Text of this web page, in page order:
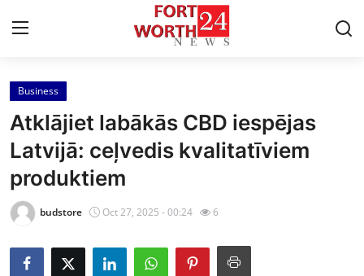
Home
Press Release
Contact
Privacy Policy
About
Business
Atklājiet labākās CBD iespējas
Latvijā: ceļvedis kvalitatīviem
produktiem
budstore Oct 27, 2025 - 00:24 6